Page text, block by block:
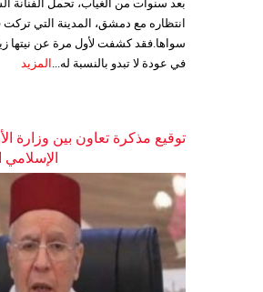
بعد سنوات من الغياب، تحمل الفنانة
انتظاره مع دمشق، المدينة التي تركت
سواها.فقد كشفت لأول مرة عن نيتها
في عودة لا تبدو بالنسبة له... المزيد
توقيع مذكرة تعاون بين وزارة
الإسلامي